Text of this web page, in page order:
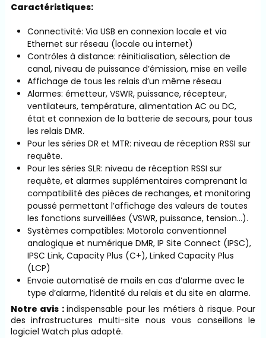
Caractéristiques:
Connectivité: Via USB en connexion locale et via
Ethernet sur réseau (locale ou internet)
Contrôles à distance: réinitialisation, sélection de
canal, niveau de puissance d’émission, mise en veille
Affichage de tous les relais d’un même réseau
Alarmes: émetteur, VSWR, puissance, récepteur,
ventilateurs, température, alimentation AC ou DC,
état et connexion de la batterie de secours, pour tous
les relais DMR.
Pour les séries DR et MTR: niveau de réception RSSI sur
requête.
Pour les séries SLR: niveau de réception RSSI sur
requête, et alarmes supplémentaires comprenant la
compatibilité des pièces de rechanges, et monitoring
poussé permettant l’affichage des valeurs de toutes
les fonctions surveillées (VSWR, puissance, tension…).
Systèmes compatibles: Motorola conventionnel
analogique et numérique DMR, IP Site Connect (IPSC),
IPSC Link, Capacity Plus (C+), Linked Capacity Plus
(LCP)
Envoie automatisé de mails en cas d’alarme avec le
type d’alarme, l’identité du relais et du site en alarme.
Notre avis :indispensable pour les métiers à risque. Pour
des infrastructures multi-site nous vous conseillons le
logiciel Watch plus adapté.